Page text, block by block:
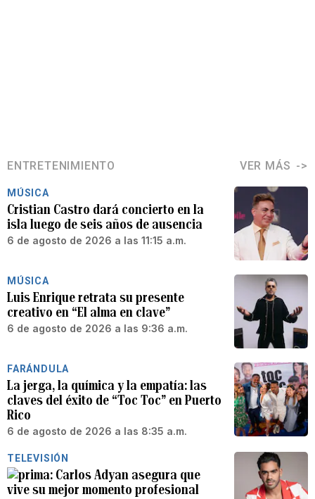
ENTRETENIMIENTO VER MÁS
MÚSICA
Cristian Castro dará concierto en la
isla luego de seis años de ausencia
6 de agosto de 2026 a las 11:15 a.m.
MÚSICA
Luis Enrique retrata su presente
creativo en “El alma en clave”
6 de agosto de 2026 a las 9:36 a.m.
FARÁNDULA
La jerga, la química y la empatía: las
claves del éxito de “Toc Toc” en Puerto
Rico
6 de agosto de 2026 a las 8:35 a.m.
TELEVISIÓN
Carlos Adyan asegura que
vive su mejor momento profesional